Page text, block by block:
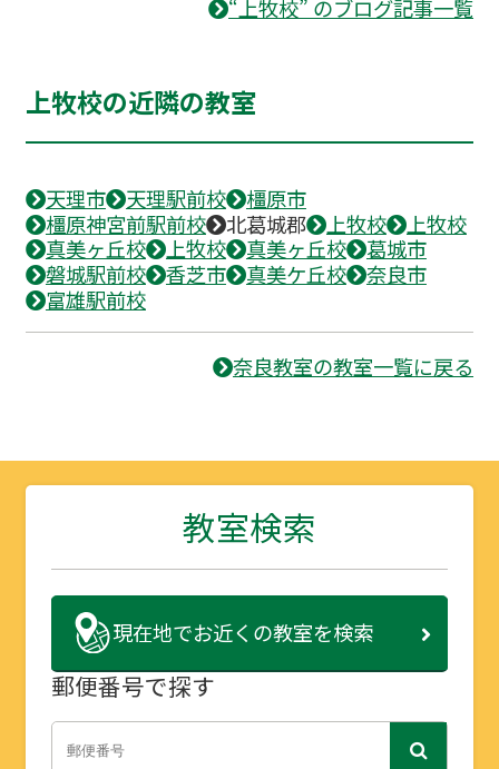
“上牧校” のブログ記事一覧
上牧校の近隣の教室
天理市 天理駅前校
橿原市
橿原神宮前駅前校
北葛城郡 上牧校
上牧校
真美ヶ丘校
上牧校 真美ヶ丘校
葛城市
磐城駅前校
香芝市 真美ケ丘校
奈良市
富雄駅前校
奈良教室の教室一覧に戻る
教室検索
現在地でお近くの教室を検索
郵便番号で探す